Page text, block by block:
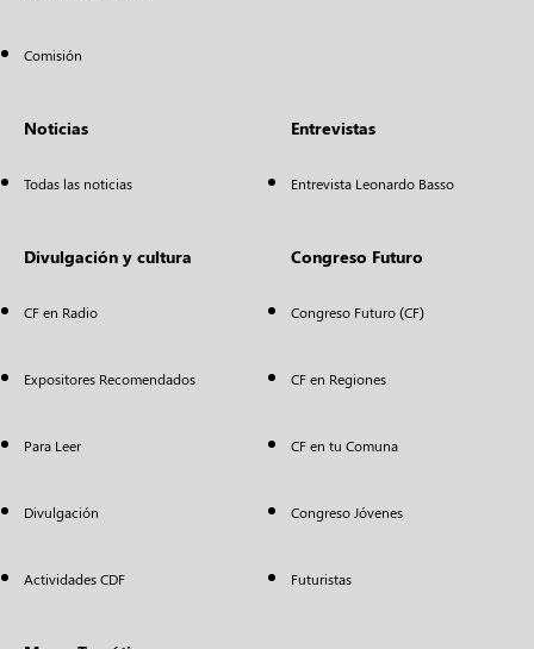
Comisión
Noticias
Todas las noticias
Entrevistas
Entrevista Leonardo Basso
Divulgación y cultura
CF en Radio
Expositores Recomendados
Para Leer
Divulgación
Actividades CDF
Congreso Futuro
Congreso Futuro (CF)
CF en Regiones
CF en tu Comuna
Congreso Jóvenes
Futuristas